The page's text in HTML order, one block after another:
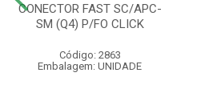
CONECTOR FAST SC/APC-
SM (Q4) P/FO CLICK
Código: 2863
Embalagem: UNIDADE